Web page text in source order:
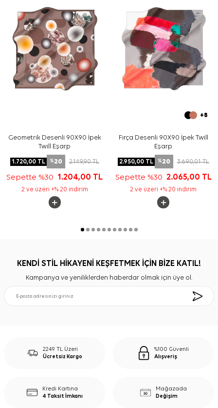
izleyiniz. İpek ve hassas eşarp bakımında, etiket
talimatları uygunsa elde bakım için
Aker İpek Eşarp
Şampuanı kullanabilirsiniz.
Sıkça Sorulan Sorular
Siyah Beyaz İpek Twill Kare Desenli Eşarp ölçüsü nedir?
Bu ipek twill eşarp hangi renklerden oluşur?
Deseni nasıl bir görünüme sahiptir?
Bu eşarp hangi kombinlerle kullanılabilir?
Geometrik Desenli 90X90 İpek
Twill Eşarp
1.720,00TL %20 2.149,90TL
Sepette %30 1.204,00 TL
2 ve üzeri +% 20 indirim
+8
Fırça Desenli 90X90 İpek Twill
Eşarp
2.950,00TL %20 3.690,01TL
Sepette %30 2.065,00 TL
2 ve üzeri +% 20 indirim
KENDİ STİL HİKAYENİ KEŞFETMEK İÇİN BİZE KATIL!
Kampanya ve yeniliklerden haberdar olmak için üye ol.
2249 TL Üzeri
Ücretsiz Kargo
%100 Güvenli
Alışveriş
Kredi Kartına
4 Taksit İmkanı
Mağazada
Değişim